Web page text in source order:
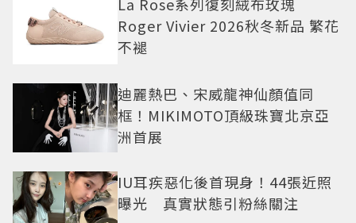
La Rose系列復刻絨布玫瑰
Roger Vivier 2026秋冬新品 繁花
不褪
迪麗熱巴、宋威龍神仙顏值同
框！MIKIMOTO頂級珠寶北京亞
洲首展
IU耳疾惡化後首現身！44張近照
曝光 真實狀態引粉絲關注